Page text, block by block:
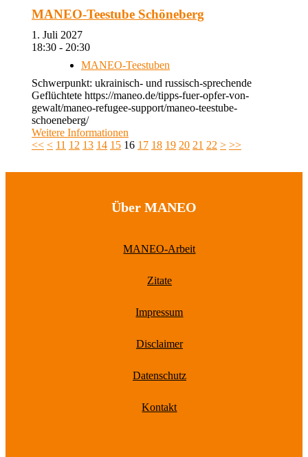
MANEO-Teestube Schöneberg
1. Juli 2027
18:30 - 20:30
MANEO-Teestuben
Schwerpunkt: ukrainisch- und russisch-sprechende
Geflüchtete https://maneo.de/tipps-fuer-opfer-von-
gewalt/maneo-refugee-support/maneo-teestube-
schoeneberg/
Weitere Informationen
<< < 11 12 13 14 15 16 17 18 19 20 21 22 > >>
Über MANEO
MANEO-Arbeit
Zitate
Impressum
Disclaimer
Datenschutz
Kontakt